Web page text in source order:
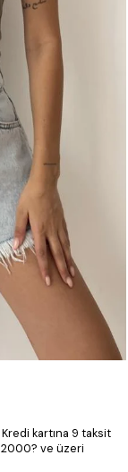
Kredi kartına 9 taksit
2000? ve üzeri